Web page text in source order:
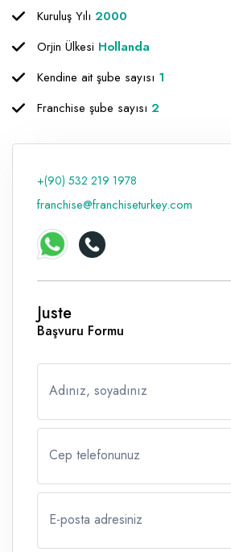
Matbaa - Fotoğraf
Mobilya Dekorasyon
Proje - İnşaat ve Tesisat
Raf ve Depo Sistemleri
Reklam - Tanıtım - PR ve
Seyahat - Rent A Car
Tabela - Dijital Baskı
Kuruluş Yılı 2000
Orjin Ülkesi Hollanda
Kendine ait şube sayısı 1
Franchise şube sayısı 2
+(90) 532 219 1978
franchise@franchiseturkey.com
Juste
Başvuru Formu
Adınız, soyadınız
Cep telefonunuz
E-posta adresiniz